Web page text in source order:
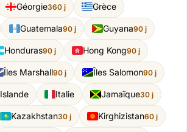
Géorgie360 j Grèce
Guatemala90 j Guyana90 j
Honduras90 j Hong Kong90 j
Îles Marshall90 j Îles Salomon90 j
Islande Italie Jamaïque30 j
Kazakhstan30 j Kirghizistan60 j